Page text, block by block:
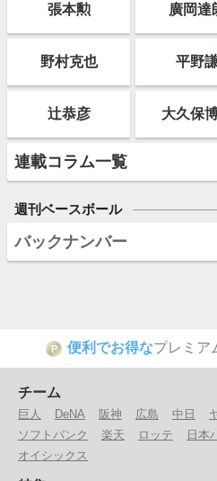
張本勲 廣岡達
野村克也 平野
辻恭彦 大久保
連載コラム一覧
週刊ベースボール
バックナンバー
P 便利でお得なプレミア
チーム
巨人 DeNA 阪神 広島 中日
ソフトバンク
楽天 ロッテ 日本
オイシックス